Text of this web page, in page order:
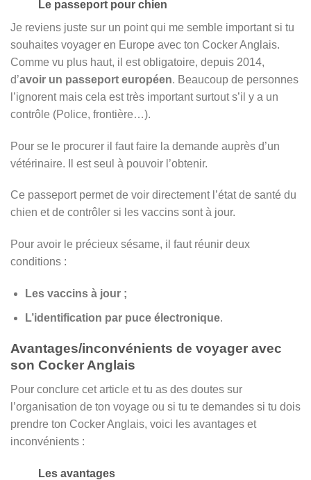
Le passeport pour chien
Je reviens juste sur un point qui me semble important si tu
souhaites voyager en Europe avec ton Cocker Anglais.
Comme vu plus haut, il est obligatoire, depuis 2014,
d’avoir un passeport européen. Beaucoup de personnes
l’ignorent mais cela est très important surtout s’il y a un
contrôle (Police, frontière…).
Pour se le procurer il faut faire la demande auprès d’un
vétérinaire. Il est seul à pouvoir l’obtenir.
Ce passeport permet de voir directement l’état de santé du
chien et de contrôler si les vaccins sont à jour.
Pour avoir le précieux sésame, il faut réunir deux
conditions :
Les vaccins à jour ;
L’identification par puce électronique.
Avantages/inconvénients de voyager avec
son Cocker Anglais
Pour conclure cet article et tu as des doutes sur
l’organisation de ton voyage ou si tu te demandes si tu dois
prendre ton Cocker Anglais, voici les avantages et
inconvénients :
Les avantages